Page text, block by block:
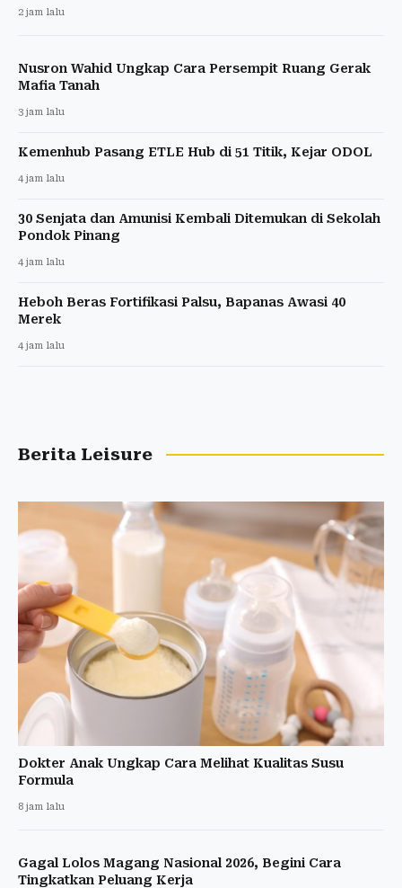
2 jam lalu
Nusron Wahid Ungkap Cara Persempit Ruang Gerak
Mafia Tanah
3 jam lalu
Kemenhub Pasang ETLE Hub di 51 Titik, Kejar ODOL
4 jam lalu
30 Senjata dan Amunisi Kembali Ditemukan di Sekolah
Pondok Pinang
4 jam lalu
Heboh Beras Fortifikasi Palsu, Bapanas Awasi 40
Merek
4 jam lalu
Berita Leisure
Dokter Anak Ungkap Cara Melihat Kualitas Susu
Formula
8 jam lalu
Gagal Lolos Magang Nasional 2026, Begini Cara
Tingkatkan Peluang Kerja